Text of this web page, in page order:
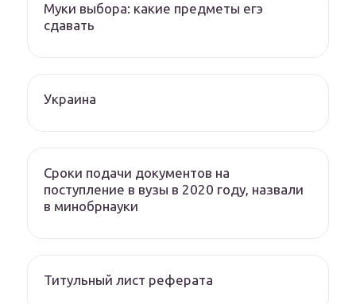
Муки выбора: какие предметы егэ
сдавать
Украина
Сроки подачи документов на
поступление в вузы в 2020 году, назвали
в минобрнауки
Титульный лист реферата